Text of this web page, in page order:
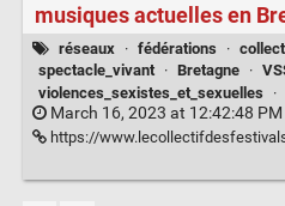
musiques actuelles en
réseaux · fédérations ·
spectacle_vivant
· Bretagne ·
violences_sexistes_et_sexuelles
·
March 16, 2023 at 12:42:48 PM
https://